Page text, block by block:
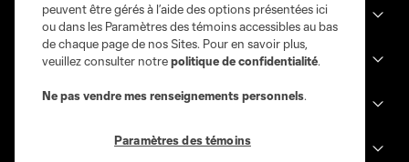
Sites des clubs
peuvent être gérés à l’aide des options présentées ici
ou dans les Paramètres des témoins accessibles au bas
de chaque page de nos Sites. Pour en savoir plus,
veuillez consulter notrepolitique de confidentialité.
Ne pas vendre mes renseignements personnels.
Paramètres des témoins